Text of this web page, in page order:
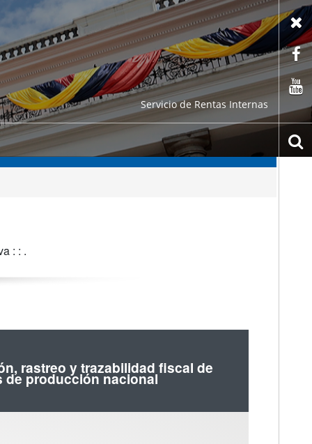
Servicio de Rentas Internas
: : .
rastreo y trazabilidad fiscal de
producción nacional